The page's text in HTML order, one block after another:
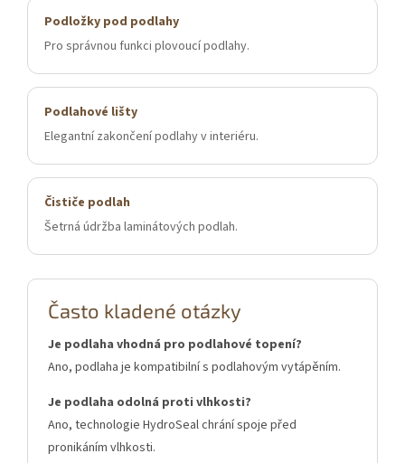
Podložky pod podlahy
Pro správnou funkci plovoucí podlahy.
Podlahové lišty
Elegantní zakončení podlahy v interiéru.
Čističe podlah
Šetrná údržba laminátových podlah.
Často kladené otázky
Je podlaha vhodná pro podlahové topení?
Ano, podlaha je kompatibilní s podlahovým vytápěním.
Je podlaha odolná proti vlhkosti?
Ano, technologie HydroSeal chrání spoje před
pronikáním vlhkosti.